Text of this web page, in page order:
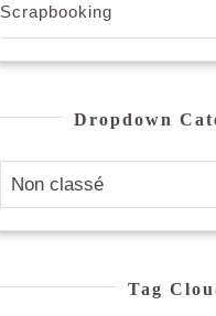
Scrapbooking
Dropdown
Tag